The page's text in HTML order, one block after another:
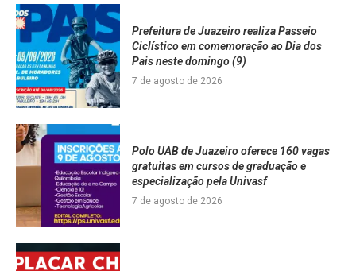
Prefeitura de Juazeiro realiza Passeio
Ciclístico em comemoração ao Dia dos
Pais neste domingo (9)
7 de agosto de 2026
Polo UAB de Juazeiro oferece 160 vagas
gratuitas em cursos de graduação e
especialização pela Univasf
7 de agosto de 2026